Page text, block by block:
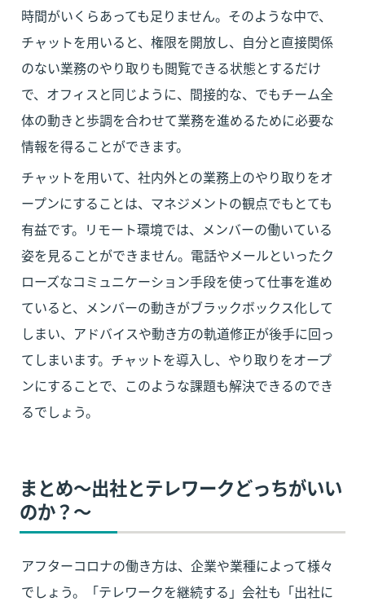
時間がいくらあっても足りません。そのような中で、
チャットを用いると、権限を開放し、自分と直接関係
のない業務のやり取りも閲覧できる状態とするだけ
で、オフィスと同じように、間接的な、でもチーム全
体の動きと歩調を合わせて業務を進めるために必要な
情報を得ることができます。
チャットを用いて、社内外との業務上のやり取りをオ
ープンにすることは、マネジメントの観点でもとても
有益です。リモート環境では、メンバーの働いている
姿を見ることができません。電話やメールといったク
ローズなコミュニケーション手段を使って仕事を進め
ていると、メンバーの動きがブラックボックス化して
しまい、アドバイスや動き方の軌道修正が後手に回っ
てしまいます。チャットを導入し、やり取りをオープ
ンにすることで、このような課題も解決できるのでき
るでしょう。
まとめ〜出社とテレワークどっちがいい
のか？〜
アフターコロナの働き方は、企業や業種によって様々
でしょう。「テレワークを継続する」会社も「出社に